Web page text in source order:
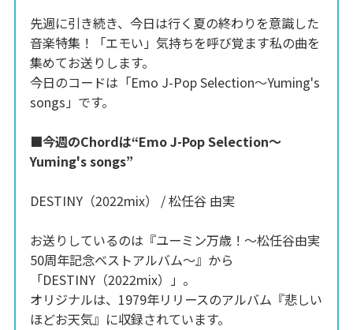
先週に引き続き、今日は行く夏の終わりを意識した
音楽特集！「エモい」気持ちを呼び覚ます私の曲を
集めてお送りします。
今日のコードは「Emo J-Pop Selection～Yuming's
songs」です。
■今週のChordは“Emo J-Pop Selection～
Yuming's songs”
DESTINY（2022mix） / 松任谷 由実
お送りしているのは『ユーミン万歳！～松任谷由実
50周年記念ベストアルバム～』から
「DESTINY（2022mix）」。
オリジナルは、1979年リリースのアルバム『悲しい
ほどお天気』に収録されています。